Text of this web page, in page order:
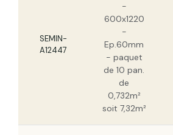
SEMIN-
A12447
-
600x1220
-
Ep.60mm
- paquet
de 10 pan.
de
0,732m²
soit 7,32m²